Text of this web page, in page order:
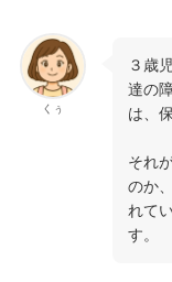
くぅ
３歳
達の
は、
それ
のか
れて
す。